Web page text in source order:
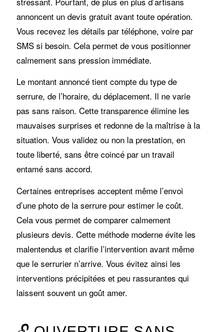
annoncent un devis gratuit avant toute opération.
Vous recevez les détails par téléphone, voire par
SMS si besoin. Cela permet de vous positionner
calmement sans pression immédiate.
Le montant annoncé tient compte du type de
serrure, de l’horaire, du déplacement. Il ne varie
pas sans raison. Cette transparence élimine les
mauvaises surprises et redonne de la maîtrise à la
situation. Vous validez ou non la prestation, en
toute liberté, sans être coincé par un travail
entamé sans accord.
Certaines entreprises acceptent même l’envoi
d’une photo de la serrure pour estimer le coût.
Cela vous permet de comparer calmement
plusieurs devis. Cette méthode moderne évite les
malentendus et clarifie l’intervention avant même
que le serrurier n’arrive. Vous évitez ainsi les
interventions précipitées et peu rassurantes qui
laissent souvent un goût amer.